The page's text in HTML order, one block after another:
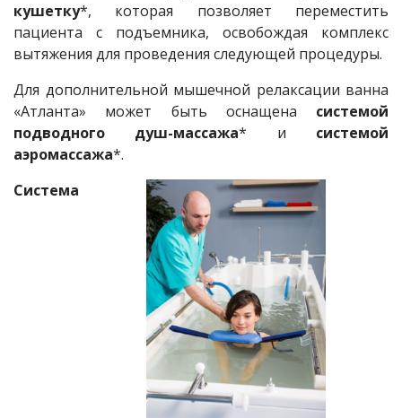
кушетку*, которая позволяет переместить
пациента с подъемника, освобождая комплекс
вытяжения для проведения следующей процедуры.
Для дополнительной мышечной релаксации ванна
«Атланта» может быть оснащена системой
подводного душ-массажа* и системой
аэромассажа*.
Система